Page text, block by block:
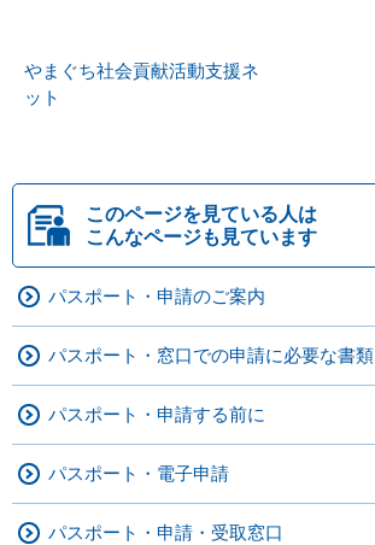
やまぐち社会貢献活動支援ネ
ット
このページを見ている人は
こんなページも見ています
パスポート・申請のご案内
パスポート・窓口での申請に必要な書類
パスポート・申請する前に
パスポート・電子申請
パスポート・申請・受取窓口